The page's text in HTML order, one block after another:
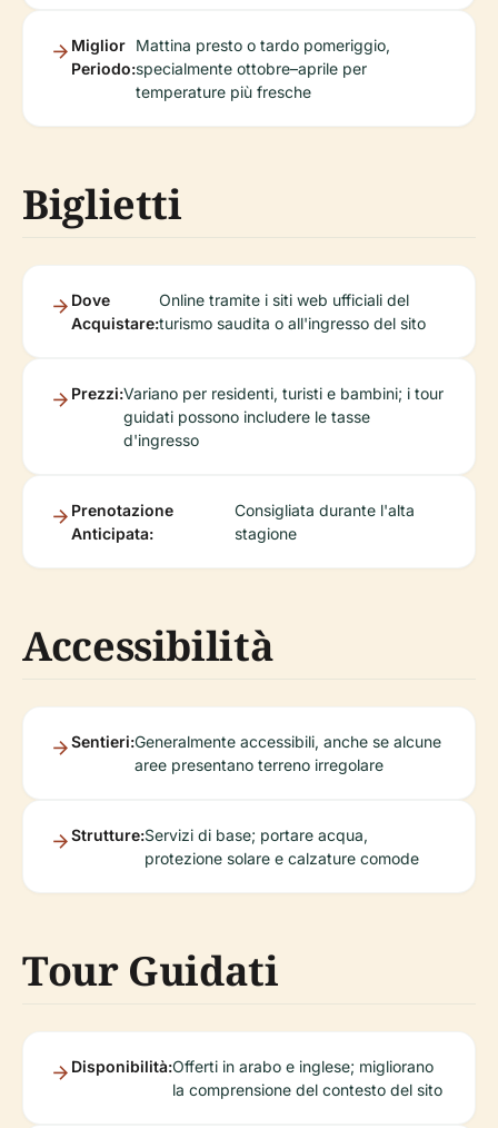
Miglior
Periodo:
Mattina presto o tardo pomeriggio,
specialmente ottobre–aprile per
temperature più fresche
Biglietti
Dove
Acquistare:
Online tramite i siti web ufficiali del
turismo saudita o all'ingresso del sito
Prezzi:Variano per residenti, turisti e bambini; i tour
guidati possono includere le tasse
d'ingresso
Prenotazione
Anticipata:
Consigliata durante l'alta
stagione
Accessibilità
Sentieri:Generalmente accessibili, anche se alcune
aree presentano terreno irregolare
Strutture:Servizi di base; portare acqua,
protezione solare e calzature comode
Tour Guidati
Disponibilità:Offerti in arabo e inglese; migliorano
la comprensione del contesto del sito